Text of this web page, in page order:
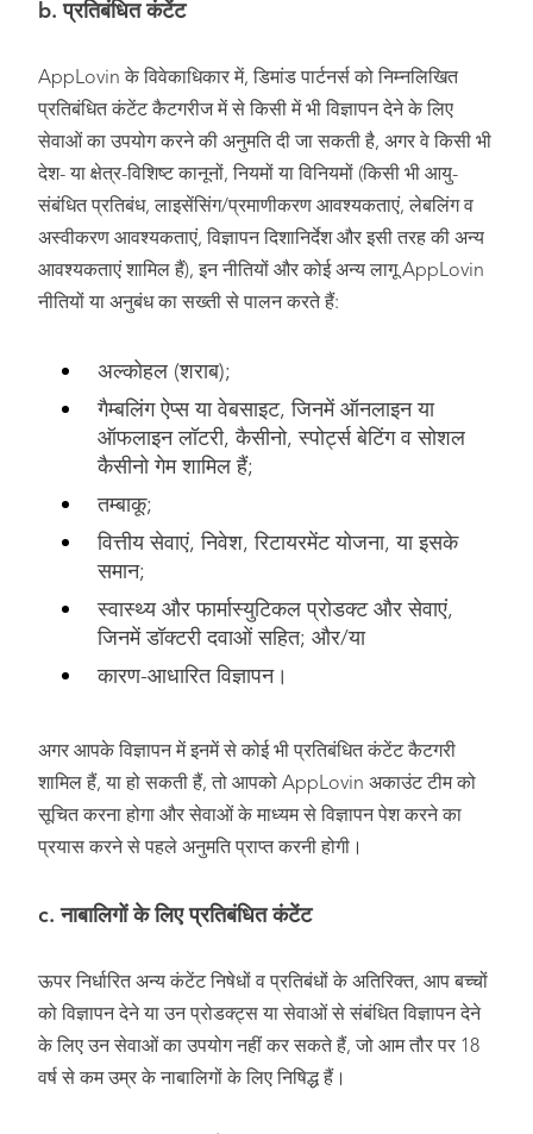
b. प्रतिबंधित कंटेंट
AppLovin के विवेकाधिकार में, डिमांड पार्टनर्स को निम्नलिखित
प्रतिबंधित कंटेंट कैटगरीज में से किसी में भी विज्ञापन देने के लिए
सेवाओं का उपयोग करने की अनुमति दी जा सकती है, अगर वे किसी भी
देश- या क्षेत्र-विशिष्ट कानूनों, नियमों या विनियमों (किसी भी आयु-
संबंधित प्रतिबंध, लाइसेंसिंग/प्रमाणीकरण आवश्यकताएं, लेबलिंग व
अस्वीकरण आवश्यकताएं, विज्ञापन दिशानिर्देश और इसी तरह की अन्य
आवश्यकताएं शामिल हैं), इन नीतियों और कोई अन्य लागू AppLovin
नीतियों या अनुबंध का सख्ती से पालन करते हैं:
अल्कोहल (शराब);
गैम्बलिंग ऐप्स या वेबसाइट, जिनमें ऑनलाइन या
ऑफलाइन लॉटरी, कैसीनो, स्पोर्ट्स बेटिंग व सोशल
कैसीनो गेम शामिल हैं;
तम्बाकू;
वित्तीय सेवाएं, निवेश, रिटायरमेंट योजना, या इसके
समान;
स्वास्थ्य और फार्मास्युटिकल प्रोडक्ट और सेवाएं,
जिनमें डॉक्टरी दवाओं सहित; और/या
कारण-आधारित विज्ञापन।
अगर आपके विज्ञापन में इनमें से कोई भी प्रतिबंधित कंटेंट कैटगरी
शामिल हैं, या हो सकती हैं, तो आपको AppLovin अकाउंट टीम को
सूचित करना होगा और सेवाओं के माध्यम से विज्ञापन पेश करने का
प्रयास करने से पहले अनुमति प्राप्त करनी होगी।
c. नाबालिगों के लिए प्रतिबंधित कंटेंट
ऊपर निर्धारित अन्य कंटेंट निषेधों व प्रतिबंधों के अतिरिक्त, आप बच्चों
को विज्ञापन देने या उन प्रोडक्ट्स या सेवाओं से संबंधित विज्ञापन देने
के लिए उन सेवाओं का उपयोग नहीं कर सकते हैं, जो आम तौर पर 18
वर्ष से कम उम्र के नाबालिगों के लिए निषिद्ध हैं।